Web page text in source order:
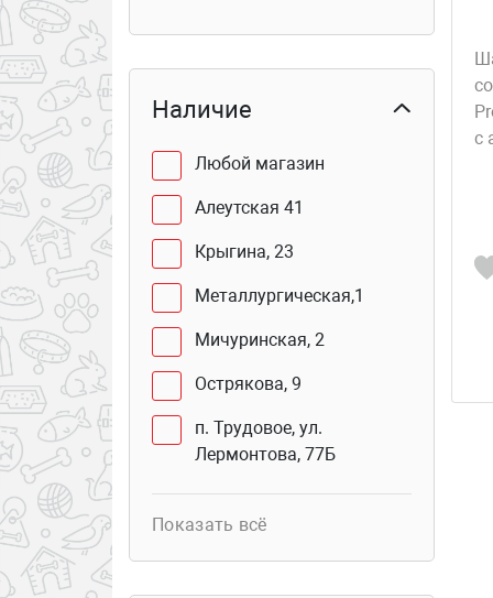
Наличие
Любой магазин
Алеутская 41
Крыгина, 23
Металлургическая,1
Мичуринская, 2
Острякова, 9
п. Трудовое, ул.
Лермонтова, 77Б
Юмашева, 2 В
103б)
Показать всё
с